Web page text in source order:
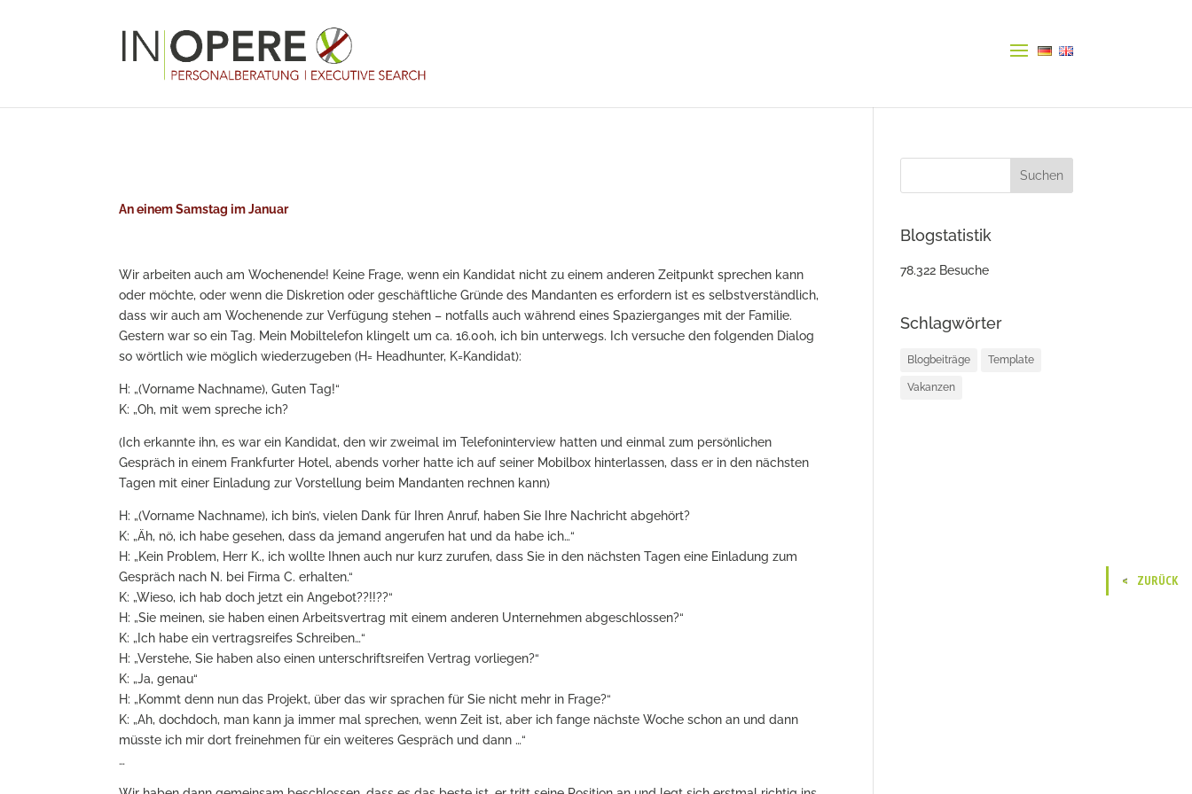
An einem Samstag im Januar
Wir arbeiten auch am Wochenende! Keine Frage, wenn ein Kandidat nicht zu einem anderen Zeitpunkt sprechen kann
oder möchte, oder wenn die Diskretion oder geschäftliche Gründe des Mandanten es erfordern ist es selbstverständlich,
dass wir auch am Wochenende zur Verfügung stehen – notfalls auch während eines Spazierganges mit der Familie.
Gestern war so ein Tag. Mein Mobiltelefon klingelt um ca. 16.00h, ich bin unterwegs. Ich versuche den folgenden Dialog
so wörtlich wie möglich wiederzugeben (H= Headhunter, K=Kandidat):
H: „(Vorname Nachname), Guten Tag!“
K: „Oh, mit wem spreche ich?
(Ich erkannte ihn, es war ein Kandidat, den wir zweimal im Telefoninterview hatten und einmal zum persönlichen
Gespräch in einem Frankfurter Hotel, abends vorher hatte ich auf seiner Mobilbox hinterlassen, dass er in den nächsten
Tagen mit einer Einladung zur Vorstellung beim Mandanten rechnen kann)
H: „(Vorname Nachname), ich bin’s, vielen Dank für Ihren Anruf, haben Sie Ihre Nachricht abgehört?
K: „Äh, nö, ich habe gesehen, dass da jemand angerufen hat und da habe ich…“
H: „Kein Problem, Herr K., ich wollte Ihnen auch nur kurz zurufen, dass Sie in den nächsten Tagen eine Einladung zum
Gespräch nach N. bei Firma C. erhalten.“
K: „Wieso, ich hab doch jetzt ein Angebot??!!??“
H: „Sie meinen, sie haben einen Arbeitsvertrag mit einem anderen Unternehmen abgeschlossen?“
K: „Ich habe ein vertragsreifes Schreiben…“
H: „Verstehe, Sie haben also einen unterschriftsreifen Vertrag vorliegen?“
K: „Ja, genau“
H: „Kommt denn nun das Projekt, über das wir sprachen für Sie nicht mehr in Frage?“
K: „Ah, dochdoch, man kann ja immer mal sprechen, wenn Zeit ist, aber ich fange nächste Woche schon an und dann
müsste ich mir dort freinehmen für ein weiteres Gespräch und dann …“
…
Blogstatistik
78.322 Besuche
Schlagwörter
Blogbeiträge Template
Vakanzen
ZURÜCK